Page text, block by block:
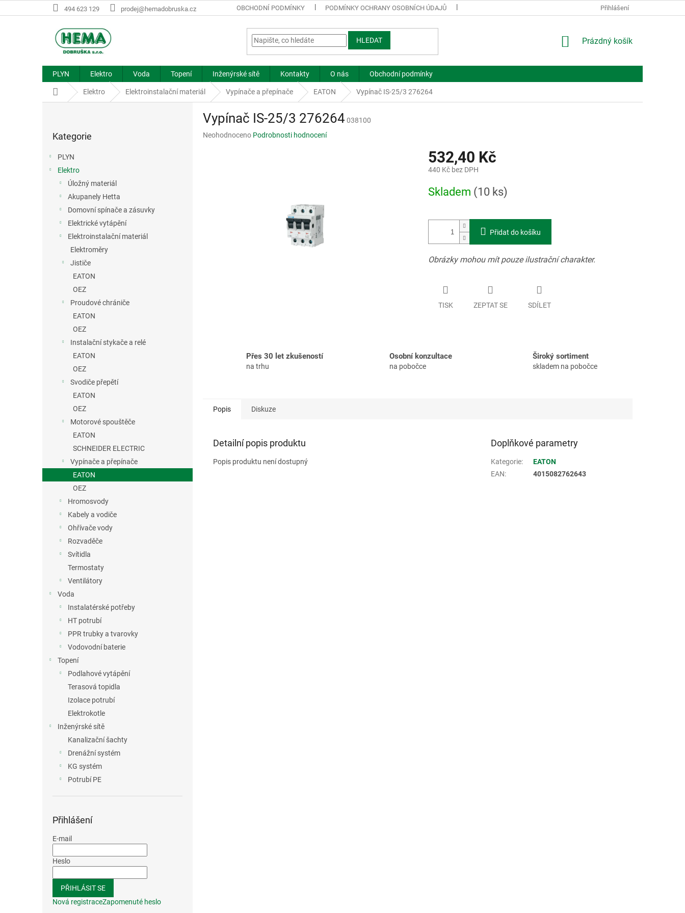
na
494 623 129 prodej@hemadobruska.cz OBCHODNÍ PODMÍNKY PODMÍNKY OCHRANY OSOBNÍCH ÚDAJŮ Přihlášení
HLEDAT
NÁKUPNÍ
Prázdný košík
PLYN Elektro Voda Topení Inženýrské sítě Kontakty O nás Obchodní podmínky
Domů Elektro Elektroinstalační materiál Vypínače a přepínače EATON Vypínač IS-25/3 276264
kategorie
Kategorie
PLYN
Elektro
Úložný materiál
Akupanely Hetta
Domovní spínače a zásuvky
Elektrické vytápění
Elektroinstalační materiál
Elektroměry
Jističe
EATON
OEZ
Proudové chrániče
EATON
OEZ
Instalační stykače a relé
EATON
OEZ
Svodiče přepětí
EATON
OEZ
Motorové spouštěče
EATON
SCHNEIDER ELECTRIC
Vypínače a přepínače
EATON
OEZ
Hromosvody
Kabely a vodiče
Ohřívače vody
Rozvaděče
Svítidla
Termostaty
Ventilátory
Voda
Instalatérské potřeby
HT potrubí
PPR trubky a tvarovky
Vodovodní baterie
Topení
Podlahové vytápění
Terasová topidla
Izolace potrubí
Elektrokotle
Inženýrské sítě
Kanalizační šachty
Drenážní systém
KG systém
Potrubí PE
Přihlášení
E-mail
Heslo
PŘIHLÁSIT SE
Nová registraceZapomenuté heslo
Vypínač IS-25/3 276264 038100
Průměrné
Neohodnoceno Podrobnosti hodnocení
532,40 Kč
440 Kč bez DPH
cena:
Skladem (10 ks)
Přidat do košíku
Obrázky mohou mít pouze ilustrační charakter.
TISK ZEPTAT SE SDÍLET
Přes 30 let zkušeností
na trhu
Osobní konzultace
na pobočce
Široký sortiment
skladem na pobočce
Popis Diskuze
Detailní popis produktu
Popis produktu není dostupný
Doplňkové parametry
Kategorie:
EATON
EAN: 4015082762643